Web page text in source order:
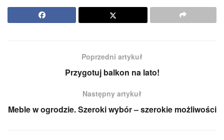
Poprzedni artykuł
Przygotuj balkon na lato!
Następny artykuł
Meble w ogrodzie. Szeroki wybór – szerokie możliwości